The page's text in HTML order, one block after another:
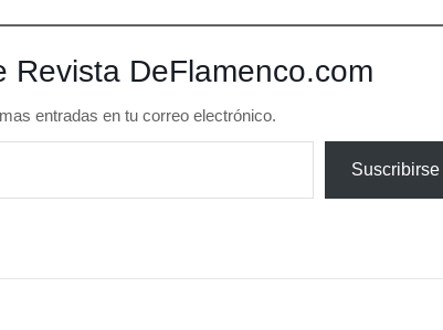
Revista DeFlamenco.com
entradas en tu correo electrónico.
Suscribirse